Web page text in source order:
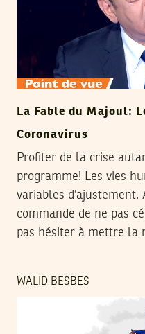
La Fable du Majoul:
Coronavirus
Profiter de la crise
programme! Les vies
variables d’ajustement.
commande de ne pas
pas hésiter à mettre la
WALID BESBES